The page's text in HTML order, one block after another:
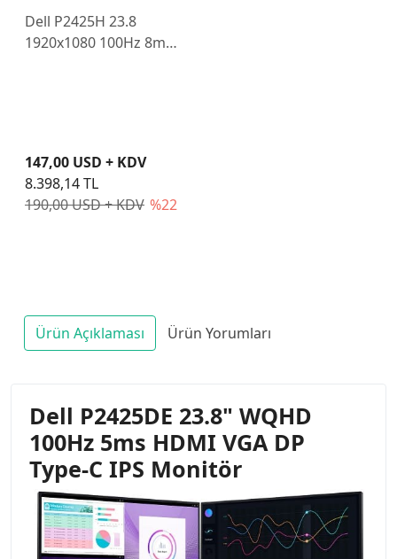
Dell P2425H 23.8
1920x1080 100Hz 8ms
190,00 USD + KDV %22
147,00 USD + KDV
8.398,14 TL
Ürün Açıklaması Ürün Yorumları
Dell P2425DE 23.8" WQHD
100Hz 5ms HDMI VGA DP
Type-C IPS Monitör